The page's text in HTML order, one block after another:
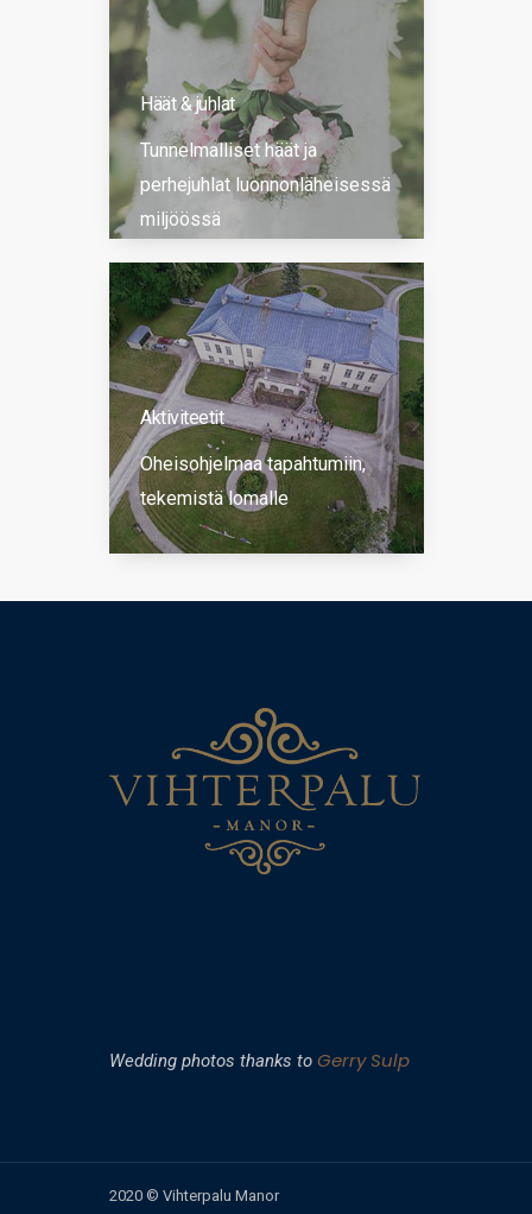
Häät & juhlat
Tunnelmalliset häät ja
perhejuhlat luonnonläheisessä
miljöössä
Aktiviteetit
Oheisohjelmaa tapahtumiin,
tekemistä lomalle
Wedding photos thanks to Gerry Sulp
2020 © Vihterpalu Manor